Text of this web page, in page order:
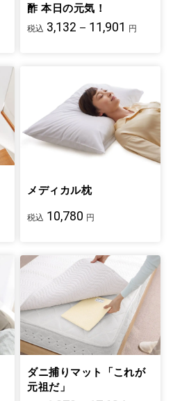
酢 本日の元気！
税込 3,132－11,901 円
メディカル枕
税込 10,780 円
ダニ捕りマット「これが
元祖だ」